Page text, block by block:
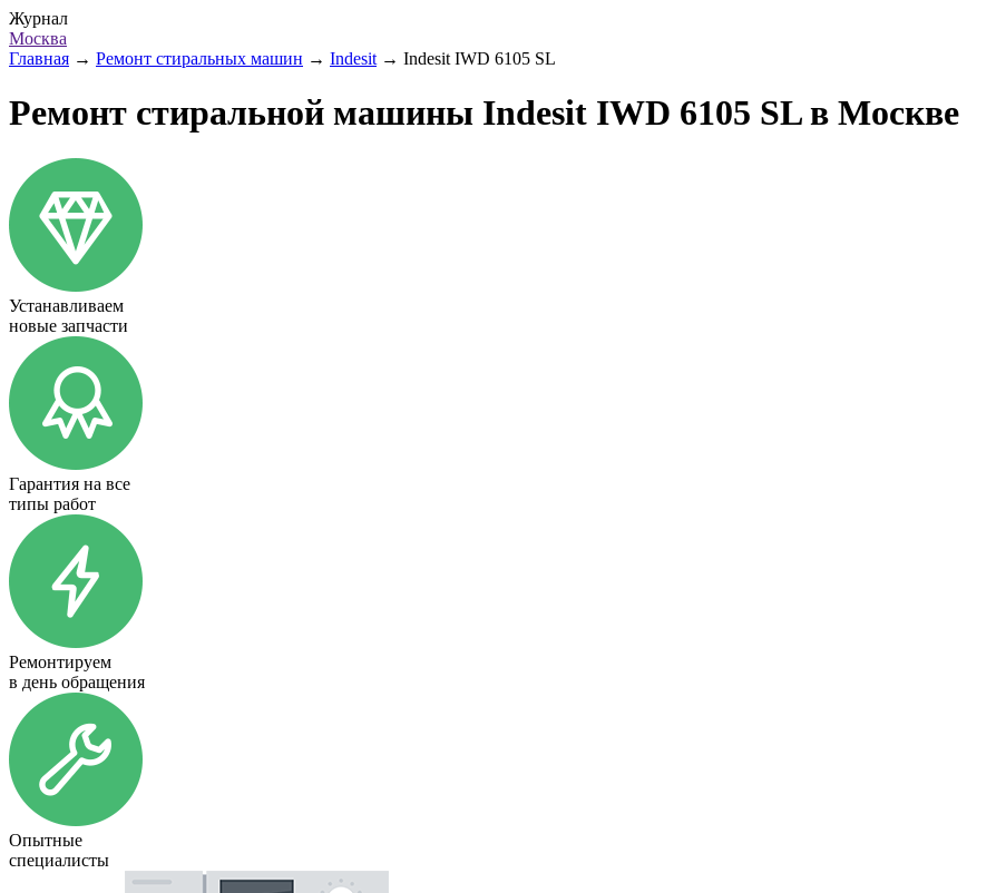
Журнал
Москва
Главная → Ремонт стиральных машин → Indesit → Indesit IWD 6105 SL
Ремонт стиральной машины Indesit IWD 6105 SL в Москве
Устанавливаем
новые запчасти
Гарантия на все
типы работ
Ремонтируем
в день обращения
Опытные
специалисты